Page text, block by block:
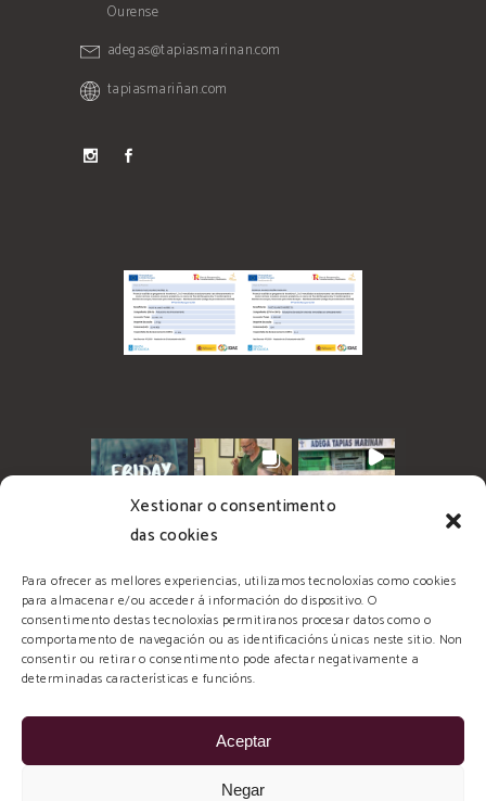
Xestionar o consentimento
das cookies
Para ofrecer as mellores experiencias, utilizamos tecnoloxías como cookies
para almacenar e/ou acceder á información do dispositivo. O
consentimento destas tecnoloxías permitiranos procesar datos como o
comportamento de navegación ou as identificacións únicas neste sitio. Non
consentir ou retirar o consentimento pode afectar negativamente a
determinadas características e funcións.
Aceptar
Negar
Ourense
adegas@tapiasmarinan.com
tapiasmariñan.com
© 2026 Tapias Mariñán, todos los derechos